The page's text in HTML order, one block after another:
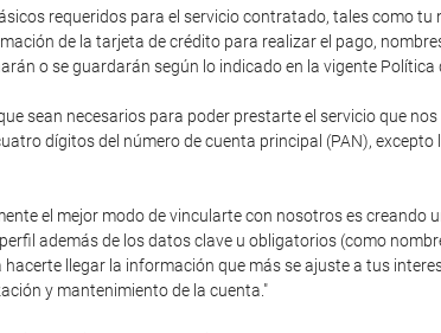
requeridos para el servicio contratado, tales como
de la tarjeta de crédito para realizar el pago,
o se guardarán según lo indicado en la vigente Política
sean necesarios para poder prestarte el servicio que
dígitos del número de cuenta principal (PAN), excepto
el mejor modo de vincularte con nosotros es
además de los datos clave u obligatorios (como
llegar la información que más se ajuste a tus
y mantenimiento de la cuenta."